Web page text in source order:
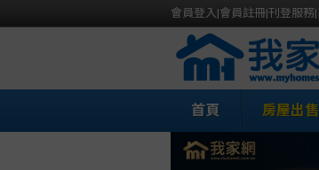
會員登入|會員註冊|刊登服務|
首頁 房屋出售